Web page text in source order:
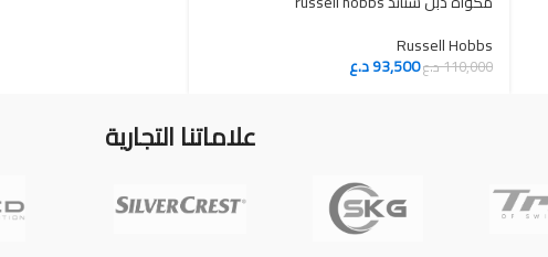
Russell Hobbs
110,000د.ع93,500د.ع
علاماتنا التجارية